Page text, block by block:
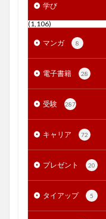
学び
(1,106)
マンガ 8
電子書籍 28
受験 287
キャリア 72
プレゼント 20
タイアップ 5